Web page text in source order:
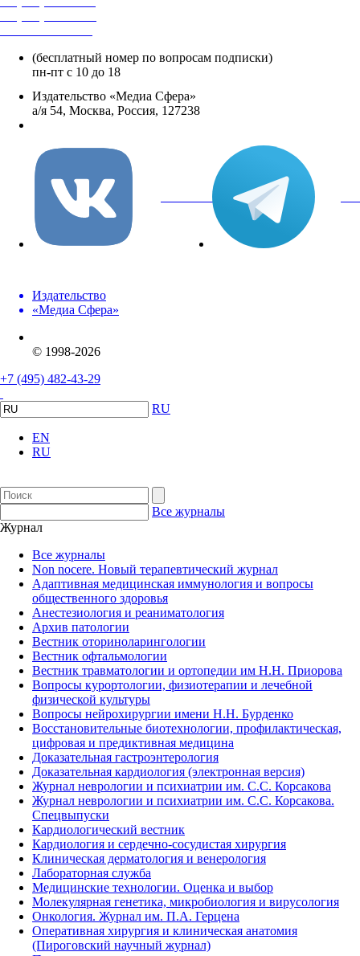
(бесплатный номер по вопросам подписки)
пн-пт с 10 до 18
Издательство «Медиа Сфера»
а/я 54, Москва, Россия, 127238
вКонтакте
Издательство
«Медиа Сфера»
© 1998-2026
+7 (495) 482-43-29
RU
EN
RU
Все журналы
Журнал
Все журналы
Non nocere. Новый терапевтический журнал
Адаптивная медицинская иммунология и вопросы
общественного здоровья
Анестезиология и реаниматология
Архив патологии
Вестник оториноларингологии
Вестник офтальмологии
Вестник травматологии и ортопедии им Н.Н. Приорова
Вопросы курортологии, физиотерапии и лечебной
физической культуры
Вопросы нейрохирургии имени Н.Н. Бурденко
Восстановительные биотехнологии, профилактическая,
цифровая и предиктивная медицина
Доказательная гастроэнтерология
Доказательная кардиология (электронная версия)
Журнал неврологии и психиатрии им. С.С. Корсакова
Журнал неврологии и психиатрии им. С.С. Корсакова.
Спецвыпуски
Кардиологический вестник
Кардиология и сердечно-сосудистая хирургия
Клиническая дерматология и венерология
Лабораторная служба
Медицинские технологии. Оценка и выбор
Молекулярная генетика, микробиология и вирусология
Онкология. Журнал им. П.А. Герцена
Оперативная хирургия и клиническая анатомия
(Пироговский научный журнал)